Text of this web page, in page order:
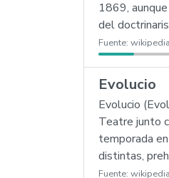
1869,
del
Fuente:
Evolucio
Evolucio
Teatre junto
temporada
distintas,
Fuente: